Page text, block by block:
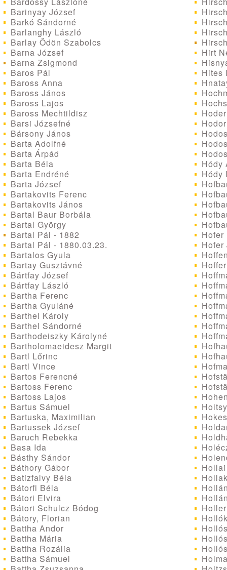
Barinyay József
Barkó Sándorné
Barlanghy László
Barlay Ödön Szabolcs
Barna József
Barna Zsigmond
Baros Pál
Baross Anna
Baross János
Baross Lajos
Baross Mechtildisz
Barsi Józsefné
Bársony János
Barta Adolfné
Barta Árpád
Barta Béla
Barta Endréné
Barta József
Bartakovits Ferenc
Bartakovits János
Bartal Baur Borbála
Bartal György
Bartal Pál - 1882
Bartal Pál - 1880.03.23.
Bartalos Gyula
Bartay Gusztávné
Bártfay József
Bártfay László
Bartha Ferenc
Bartha Gyuláné
Barthel Károly
Barthel Sándorné
Barthodeiszky Károlyné
Bartholomaeidesz Margit
Bartl Lőrinc
Bartl Vince
Bartos Ferencné
Bartoss Ferenc
Bartoss Lajos
Bartus Sámuel
Bartuska, Maximilian
Bartussek József
Baruch Rebekka
Basa Ida
Básthy Sándor
Báthory Gábor
Batizfalvy Béla
Bátorfi Béla
Bátori Elvira
Bátori Schulcz Bódog
Bátory, Florian
Battha Andor
Battha Mária
Battha Rozália
Battha Sámuel
Hirt
Hites
Hódy
Hódy
Hofer
Hofer